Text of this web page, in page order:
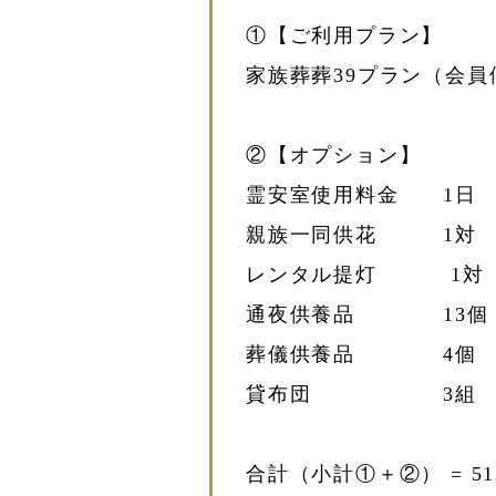
①【ご利用プラン】
家族葬葬39プラン（会
②【オプション】
霊安室使用料金 1日
親族一同供花 1対
レンタル提灯 1対
通夜供養品 13個
葬儀供養品 4個
貸布団 3組
合計（小計①＋②） =